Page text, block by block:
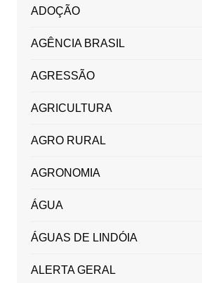
ADOÇÃO
AGÊNCIA BRASIL
AGRESSÃO
AGRICULTURA
AGRO RURAL
AGRONOMIA
ÁGUA
ÁGUAS DE LINDÓIA
ALERTA GERAL